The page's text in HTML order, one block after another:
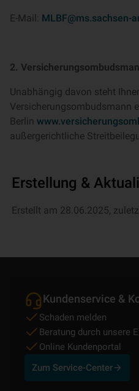
E-Mail: MLBF@ms.sachsen-
2.
Unabhängig davon steht
Versicherungsombudsmann
Berlin
außergerichtliche
Erstellung &
Erstellt am 28.06.2025,
Kundenservice &
Schaden melden
Beratung durch unsere
Online Kundenportal
Zum Service-Center